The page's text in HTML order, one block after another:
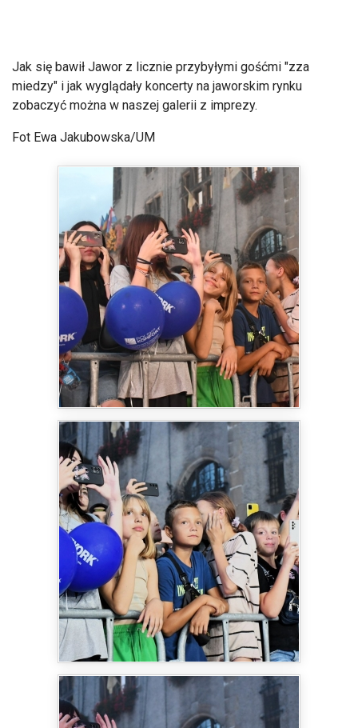
Jak się bawił Jawor z licznie przybyłymi gośćmi "zza
miedzy" i jak wyglądały koncerty na jaworskim rynku
zobaczyć można w naszej galerii z imprezy.
Fot Ewa Jakubowska/UM